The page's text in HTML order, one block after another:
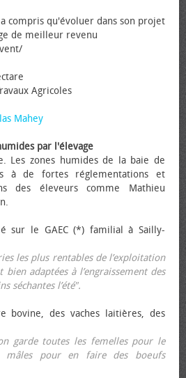
compris qu'évoluer dans son projet
de meilleur revenu
Agricoles
Mahey
par l'élevage
Les zones humides de la baie de
à de fortes réglementations et
des éleveurs comme Mathieu
sur le GAEC (*) familial à Sailly-
les plus rentables de l’exploitation
bien adaptées à l’engraissement des
séchantes l’été".
des vaches laitières, des
garde toutes les femelles pour le
mâles pour en faire des bœufs